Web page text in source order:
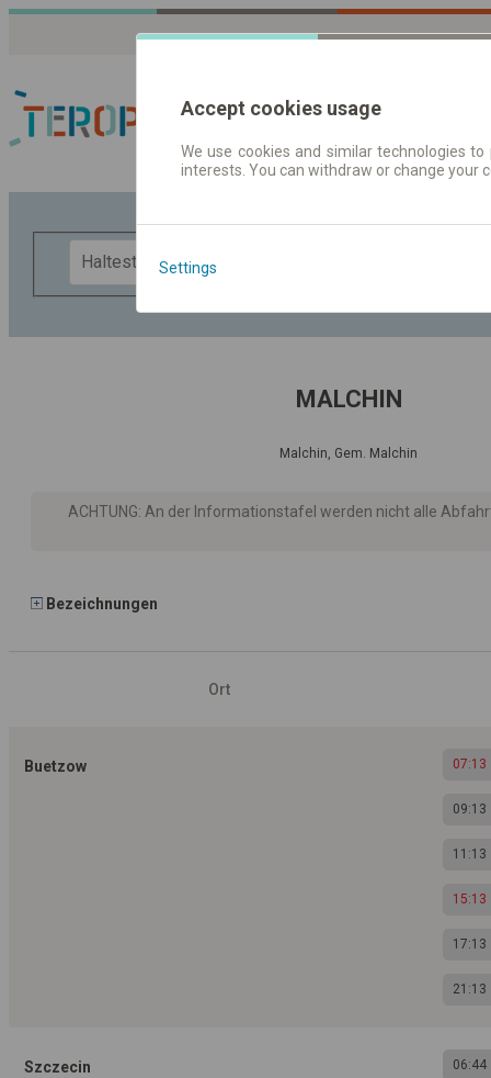
Fahrplandaten |
MALCHIN
Malchin, Gem. Malchin
ACHTUNG: An der Informationstafel werden nicht alle
Bezeichnungen
Ort
Buetzow 07:13
09:13
11:13
15:13
17:13
21:13
Szczecin 06:44
Accept cookies usage
We use cookies and similar technologies
interests. You can withdraw or change
Settings